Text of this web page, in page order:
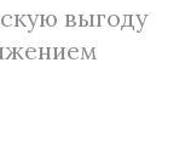
выгоду